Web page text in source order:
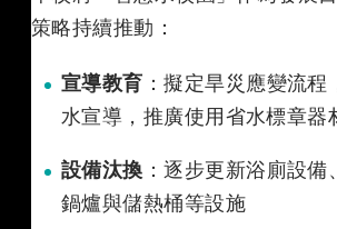
策略持續推動：
宣導教育 ：擬定旱災應變流程
水宣導，推廣使用省水標章器
設備汰換 ：逐步更新浴廁設備
鍋爐與儲熱桶等設施